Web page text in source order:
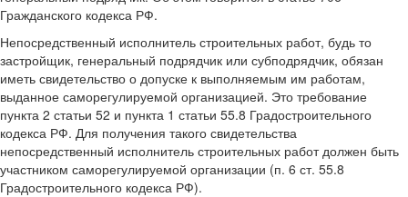
Гражданского кодекса РФ.
Непосредственный исполнитель строительных работ, будь то
застройщик, генеральный подрядчик или субподрядчик, обязан
иметь свидетельство о допуске к выполняемым им работам,
выданное саморегулируемой организацией. Это требование
пункта 2 статьи 52 и пункта 1 статьи 55.8 Градостроительного
кодекса РФ. Для получения такого свидетельства
непосредственный исполнитель строительных работ должен быть
участником саморегулируемой организации (п. 6 ст. 55.8
Градостроительного кодекса РФ).